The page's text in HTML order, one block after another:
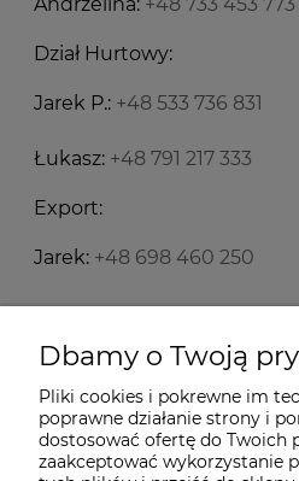
Dział Hurtowy:
Jarek P.: +48 533 736 831
Łukasz: +48 791 217 333
Export:
Jarek: +48 698 460 250
Starecegly.com
Płatności i dostawa
Dbamy o Twoją
Pliki cookies i pokrewne im
poprawne działanie strony i
dostosować ofertę do Twoich
zaakceptować wykorzystanie